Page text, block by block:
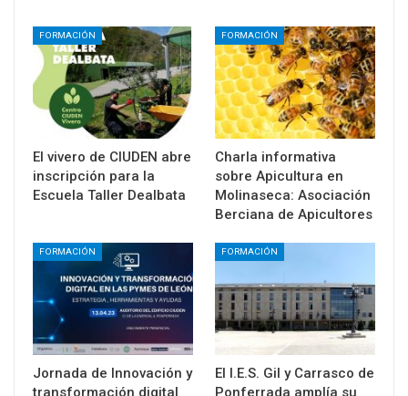
FORMACIÓN
El vivero de CIUDEN abre
inscripción para la
Escuela Taller Dealbata
FORMACIÓN
Charla informativa
sobre Apicultura en
Molinaseca: Asociación
Berciana de Apicultores
FORMACIÓN
Jornada de Innovación y
transformación digital
FORMACIÓN
El I.E.S. Gil y Carrasco de
Ponferrada amplía su